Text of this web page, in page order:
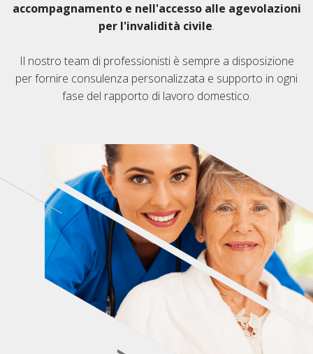
accompagnamento e nell'accesso alle agevolazioni
per l'invalidità civile.
Il nostro team di professionisti è sempre a disposizione
per fornire consulenza personalizzata e supporto in ogni
fase del rapporto di lavoro domestico.